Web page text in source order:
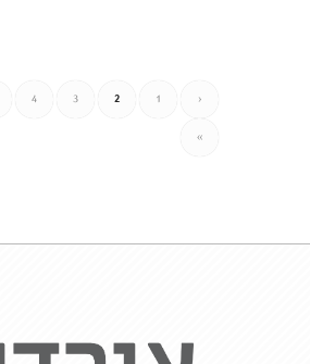
‹
1
2
3
4
»